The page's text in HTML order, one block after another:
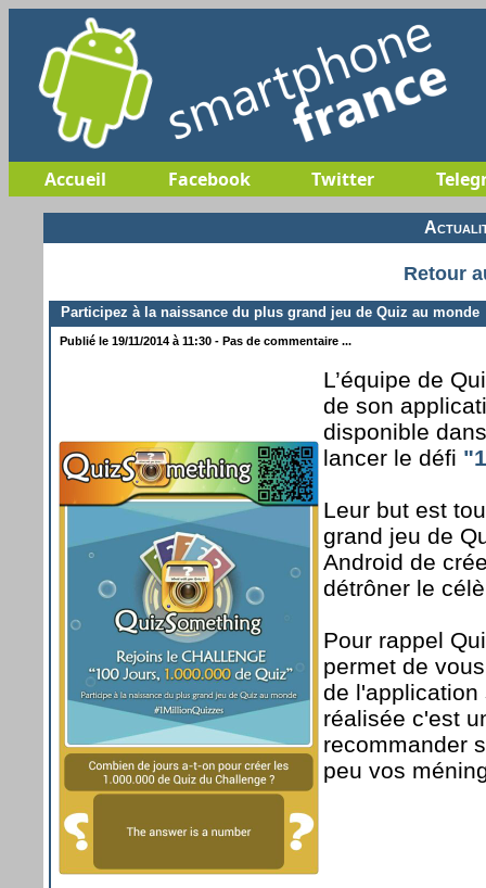
Accueil Facebook Twitter
Retour
Participez à la naissance du plus grand jeu de Quiz au monde
Publié le 19/11/2014 à 11:30 - Pas de commentaire ...
L’équipe de
de son
disponible
lancer le défi
Leur but est
grand jeu de
Android de
détrôner le
Pour rappel
permet de
de l'application
réalisée c'est
recommander
peu vos